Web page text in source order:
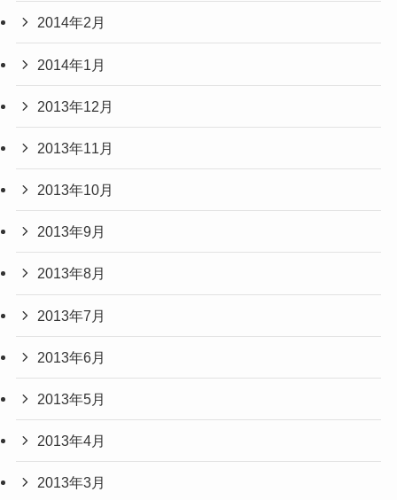
2014年2月
2014年1月
2013年12月
2013年11月
2013年10月
2013年9月
2013年8月
2013年7月
2013年6月
2013年5月
2013年4月
2013年3月